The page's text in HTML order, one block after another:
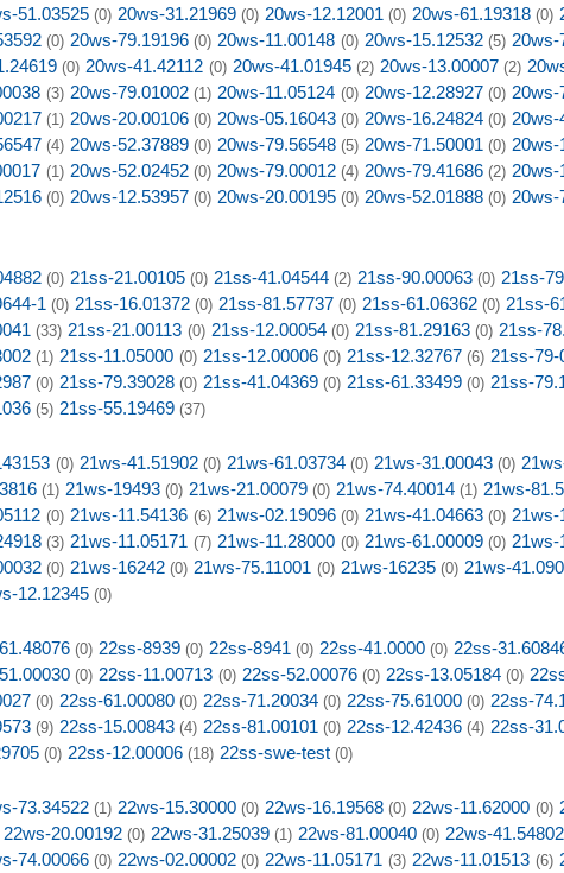
51.03525 (0) 20ws-31.21969 (0) 20ws-12.12001 (0) 20ws-61.19318 (0)
(0) 20ws-79.19196 (0) 20ws-11.00148 (0) 20ws-15.12532 (5) 20ws-
(0) 20ws-41.42112 (0) 20ws-41.01945 (2) 20ws-13.00007 (2)
(3) 20ws-79.01002 (1) 20ws-11.05124 (0) 20ws-12.28927 (0) 20ws-
(1) 20ws-20.00106 (0) 20ws-05.16043 (0) 20ws-16.24824 (0) 20ws-
(4) 20ws-52.37889 (0) 20ws-79.56548 (5) 20ws-71.50001 (0) 20ws-
(1) 20ws-52.02452 (0) 20ws-79.00012 (4) 20ws-79.41686 (2) 20ws-
(0) 20ws-12.53957 (0) 20ws-20.00195 (0) 20ws-52.01888 (0) 20ws-
(0) 21ss-21.00105 (0) 21ss-41.04544 (2) 21ss-90.00063 (0) 21ss-
1 (0) 21ss-16.01372 (0) 21ss-81.57737 (0) 21ss-61.06362 (0) 21ss-
(33) 21ss-21.00113 (0) 21ss-12.00054 (0) 21ss-81.29163 (0) 21ss-
(1) 21ss-11.05000 (0) 21ss-12.00006 (0) 21ss-12.32767 (6) 21ss-79-
(0) 21ss-79.39028 (0) 21ss-41.04369 (0) 21ss-61.33499 (0) 21ss-
(5) 21ss-55.19469 (37)
(0) 21ws-41.51902 (0) 21ws-61.03734 (0) 21ws-31.00043 (0)
(1) 21ws-19493 (0) 21ws-21.00079 (0) 21ws-74.40014 (1) 21ws-
(0) 21ws-11.54136 (6) 21ws-02.19096 (0) 21ws-41.04663 (0) 21ws-
(3) 21ws-11.05171 (7) 21ws-11.28000 (0) 21ws-61.00009 (0) 21ws-
(0) 21ws-16242 (0) 21ws-75.11001 (0) 21ws-16235 (0) 21ws-
12.12345 (0)
(0) 22ss-8939 (0) 22ss-8941 (0) 22ss-41.0000 (0) 22ss-
(0) 22ss-11.00713 (0) 22ss-52.00076 (0) 22ss-13.05184 (0)
(0) 22ss-61.00080 (0) 22ss-71.20034 (0) 22ss-75.61000 (0) 22ss-
(9) 22ss-15.00843 (4) 22ss-81.00101 (0) 22ss-12.42436 (4) 22ss-
(0) 22ss-12.00006 (18) 22ss-swe-test (0)
73.34522 (1) 22ws-15.30000 (0) 22ws-16.19568 (0) 22ws-11.62000 (0)
22ws-20.00192 (0) 22ws-31.25039 (1) 22ws-81.00040 (0) 22ws-41.54802
74.00066 (0) 22ws-02.00002 (0) 22ws-11.05171 (3) 22ws-11.01513 (6)